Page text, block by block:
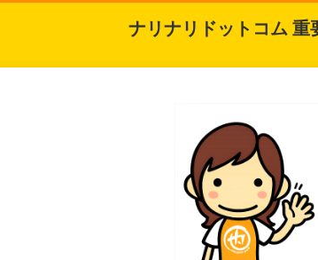
ナリナリドットコム 重